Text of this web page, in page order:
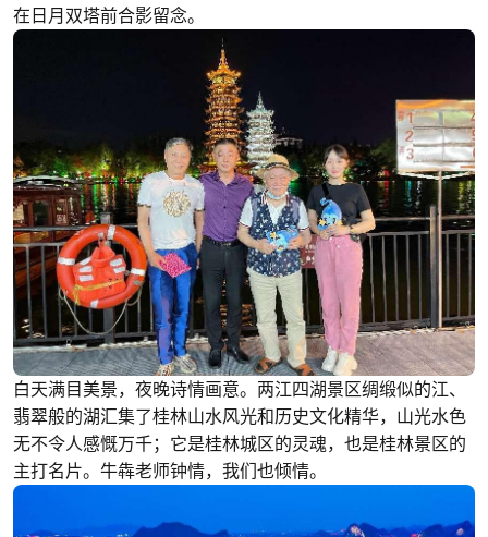
在日月双塔前合影留念。
白天满目美景，夜晚诗情画意。两江四湖景区绸缎似的江、
翡翠般的湖汇集了桂林山水风光和历史文化精华，山光水色
无不令人感慨万千；它是桂林城区的灵魂，也是桂林景区的
主打名片。牛犇老师钟情，我们也倾情。